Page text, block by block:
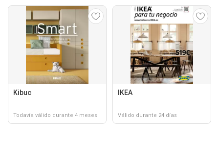
Kibuc
Todavía válido durante 4 meses
IKEA
Válido durante 24 días